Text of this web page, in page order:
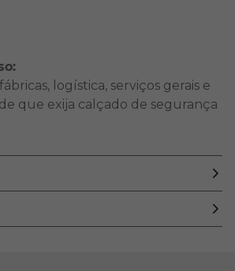
logística, serviços gerais e
que exija calçado de segurança